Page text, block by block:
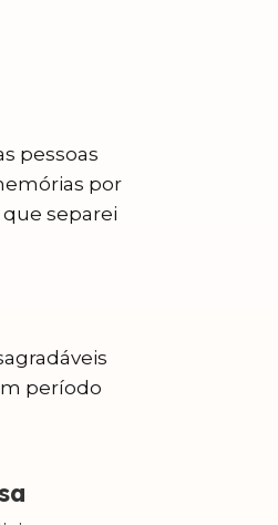
pessoas
por
separei
período